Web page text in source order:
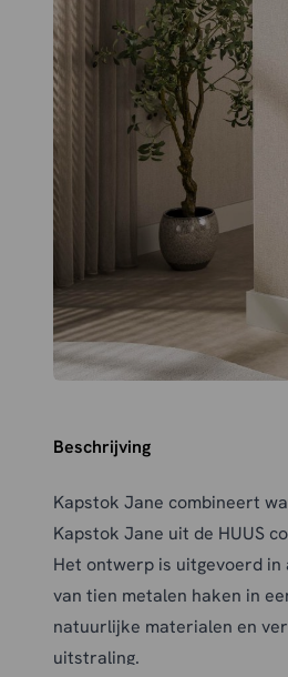
Beschrijving
Kapstok Jane combineert
Kapstok Jane uit de HUUS
Het ontwerp is uitgevoerd
van tien metalen haken in
natuurlijke materialen en
uitstraling.